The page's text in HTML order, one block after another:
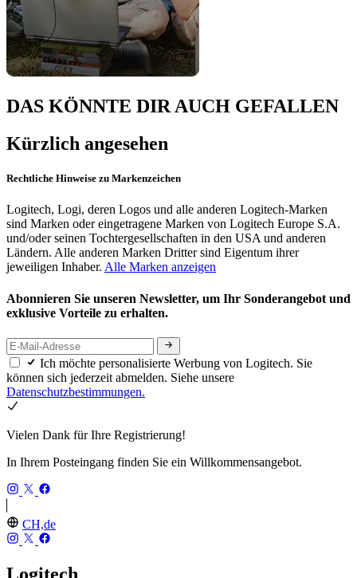
DAS KÖNNTE DIR AUCH GEFALLEN
Kürzlich angesehen
Rechtliche Hinweise zu Markenzeichen
Logitech, Logi, deren Logos und alle anderen Logitech-Marken
sind Marken oder eingetragene Marken von Logitech Europe S.A.
und/oder seinen Tochtergesellschaften in den USA und anderen
Ländern. Alle anderen Marken Dritter sind Eigentum ihrer
jeweiligen Inhaber. Alle Marken anzeigen
Abonnieren Sie unseren Newsletter, um Ihr Sonderangebot und
exklusive Vorteile zu erhalten.
Ich möchte personalisierte Werbung von Logitech. Sie
können sich jederzeit abmelden. Siehe unsere
Datenschutzbestimmungen.
Vielen Dank für Ihre Registrierung!
In Ihrem Posteingang finden Sie ein Willkommensangebot.
CH,de